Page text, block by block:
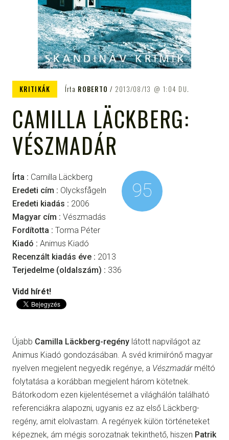
KRITIKÁK Írta ROBERTO 2013/08/13 1:04 DU.
CAMILLA LÄCKBERG:
VÉSZMADÁR
Írta : Camilla Läckberg
Eredeti cím : Olycksfågeln
Eredeti kiadás : 2006
Magyar cím : Vészmadás
Fordította : Torma Péter
Kiadó : Animus Kiadó
Recenzált kiadás éve : 2013
Terjedelme (oldalszám) : 336
95
Vidd hírét!
Újabb Camilla Läckberg-regény látott napvilágot az
Animus Kiadó gondozásában. A svéd krimiírónő magyar
nyelven megjelent negyedik regénye, a Vészmadárméltó
folytatása a korábban megjelent három kötetnek.
Bátorkodom ezen kijelentésemet a világhálón található
referenciákra alapozni, ugyanis ez az első Läckberg-
regény, amit elolvastam. A regények külön történeteket
képeznek, ám mégis sorozatnak tekinthető, hiszen Patrik